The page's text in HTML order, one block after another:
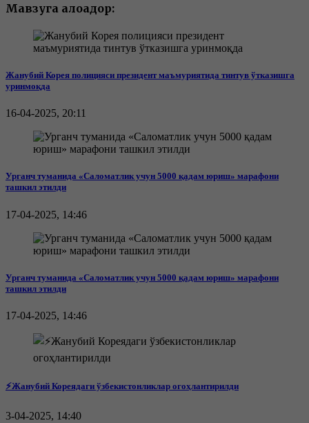
Мавзуга алоқадор:
Жанубий Корея полицияси президент маъмуриятида тинтув ўтказишга
уринмоқда
16-04-2025, 20:11
Урганч туманида «Саломатлик учун 5000 қадам юриш» марафони
ташкил этилди
17-04-2025, 14:46
Урганч туманида «Саломатлик учун 5000 қадам юриш» марафони
ташкил этилди
17-04-2025, 14:46
⚡️Жанубий Кореядаги ўзбекистонликлар огоҳлантирилди
3-04-2025, 14:40